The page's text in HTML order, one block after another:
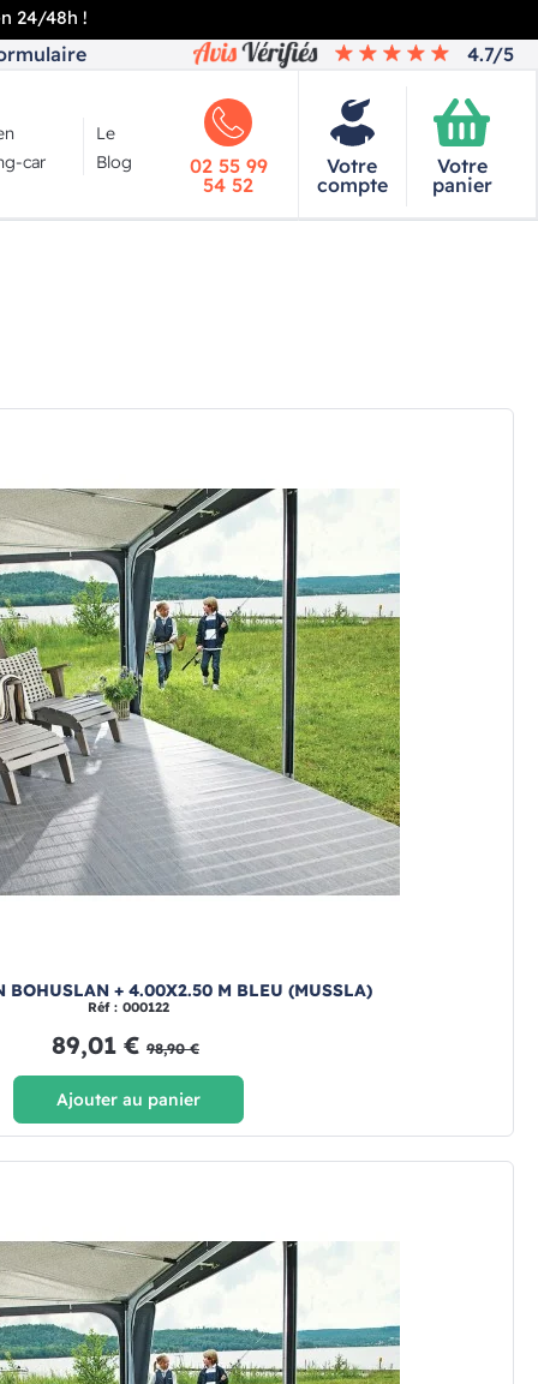
24/48h !
4.7/5
car
Le
Blog
02 55 99
54 52
Votre
compte
Votre
panier
BOHUSLAN + 4.00X2.50 M BLEU (MUSSLA)
Réf : 000122
89,01 € 98,90 €
Ajouter au panier